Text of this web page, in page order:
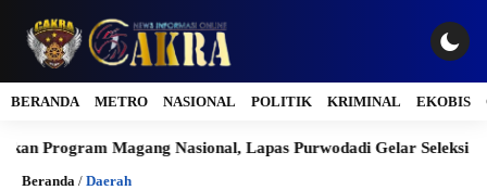
BERANDA METRO NASIONAL POLITIK KRIMINAL EKOBIS
Magang Nasional, Lapas Purwodadi Gelar Seleksi Secara
Beranda / Daerah